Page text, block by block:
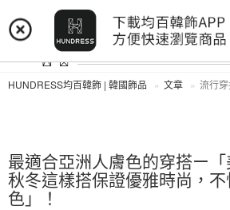
登入 註冊
HUNDRESS均百韓飾 | 韓國飾品 文章 流行
最適合亞洲人膚色的穿搭ー「
秋冬這樣搭保證優雅時尚，
色」！